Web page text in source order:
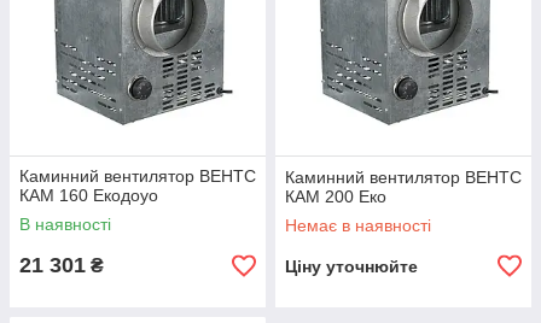
Каминний вентилятор ВЕНТС
КАМ 160 Екодоуо
В наявності
21 301 ₴
Каминний вентилятор ВЕНТС
КАМ 200 Еко
Немає в наявності
Ціну уточнюйте